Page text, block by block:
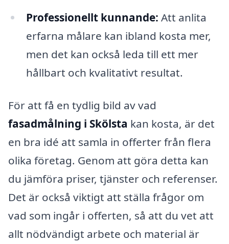
Professionellt kunnande: Att anlita
erfarna målare kan ibland kosta mer,
men det kan också leda till ett mer
hållbart och kvalitativt resultat.
För att få en tydlig bild av vad
fasadmålning i Skölsta kan kosta, är det
en bra idé att samla in offerter från flera
olika företag. Genom att göra detta kan
du jämföra priser, tjänster och referenser.
Det är också viktigt att ställa frågor om
vad som ingår i offerten, så att du vet att
allt nödvändigt arbete och material är